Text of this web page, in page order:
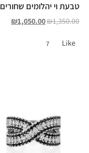
טבעת וי יהלומים שחורים
₪1,350.00
₪1,050.00
Like
7